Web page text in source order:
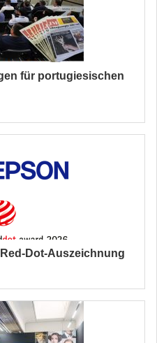
für portugiesischen
Dot-Auszeichnung